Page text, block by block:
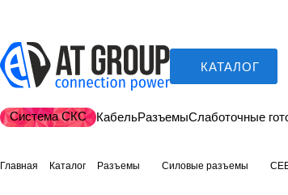
КАТАЛОГ
Система СКС КабельРазъемыСлаботочные
Главная Каталог Разъемы Силовые разъемы